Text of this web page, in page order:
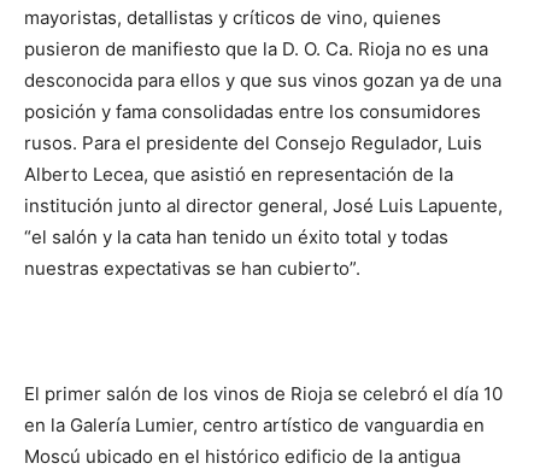
mayoristas, detallistas y críticos de vino, quienes
pusieron de manifiesto que la D. O. Ca. Rioja no es una
desconocida para ellos y que sus vinos gozan ya de una
posición y fama consolidadas entre los consumidores
rusos. Para el presidente del Consejo Regulador, Luis
Alberto Lecea, que asistió en representación de la
institución junto al director general, José Luis Lapuente,
“el salón y la cata han tenido un éxito total y todas
nuestras expectativas se han cubierto”.
El primer salón de los vinos de Rioja se celebró el día 10
en la Galería Lumier, centro artístico de vanguardia en
Moscú ubicado en el histórico edificio de la antigua